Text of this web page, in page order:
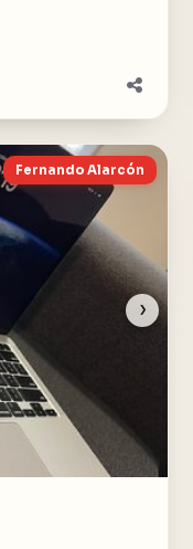
›
Fernando Alarcón